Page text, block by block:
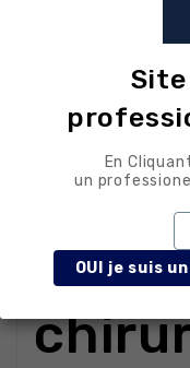
précise
En
un
OUI je suis